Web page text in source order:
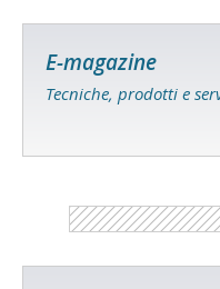
E-magazine
Tecniche, prodotti e